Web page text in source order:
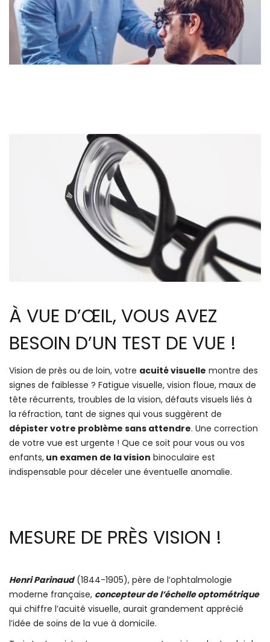
À VUE D’ŒIL, VOUS AVEZ
BESOIN D’UN TEST DE VUE !
Vision de près ou de loin, votre acuité visuelle montre des
signes de faiblesse ? Fatigue visuelle, vision floue, maux de
tête récurrents, troubles de la vision, défauts visuels liés à
la réfraction, tant de signes qui vous suggèrent de
dépister votre problème sans attendre. Une correction
de votre vue est urgente ! Que ce soit pour vous ou vos
enfants, un examen de la vision binoculaire est
indispensable pour déceler une éventuelle anomalie.
MESURE DE PRÈS VISION !
Henri Parinaud(1844-1905), père de l’ophtalmologie
moderne française, concepteur de l’échelle optométrique
qui chiffre l’acuité visuelle, aurait grandement apprécié
l’idée de soins de la vue à domicile.